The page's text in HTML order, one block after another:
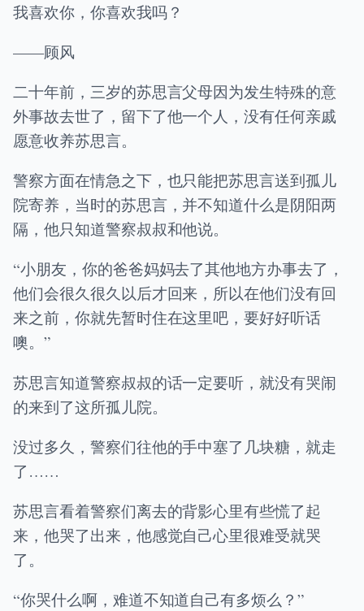
我喜欢你，你喜欢我吗？
——顾风
二十年前，三岁的苏思言父母因为发生特殊的意
外事故去世了，留下了他一个人，没有任何亲戚
愿意收养苏思言。
警察方面在情急之下，也只能把苏思言送到孤儿
院寄养，当时的苏思言，并不知道什么是阴阳两
隔，他只知道警察叔叔和他说。
“小朋友，你的爸爸妈妈去了其他地方办事去了，
他们会很久很久以后才回来，所以在他们没有回
来之前，你就先暂时住在这里吧，要好好听话
噢。”
苏思言知道警察叔叔的话一定要听，就没有哭闹
的来到了这所孤儿院。
没过多久，警察们往他的手中塞了几块糖，就走
了……
苏思言看着警察们离去的背影心里有些慌了起
来，他哭了出来，他感觉自己心里很难受就哭
了。
“你哭什么啊，难道不知道自己有多烦么？”